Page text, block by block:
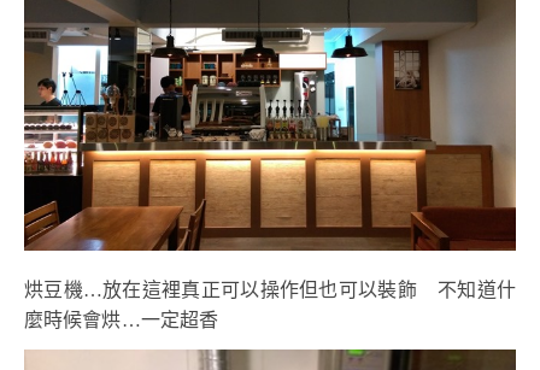
烘豆機…放在這裡真正可以操作但也可以裝飾 不知道什
麼時候會烘…一定超香